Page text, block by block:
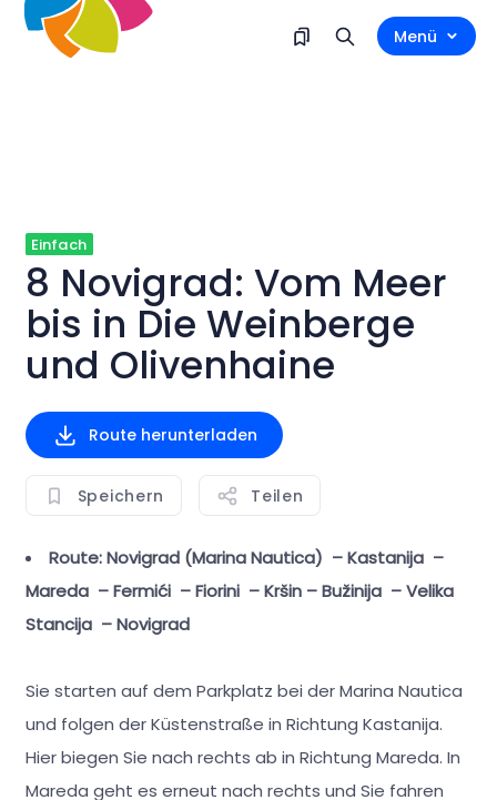
Menü
Einfach
8 Novigrad: Vom Meer
bis in Die Weinberge
und Olivenhaine
Route herunterladen
Speichern Teilen
Route: Novigrad (Marina Nautica) – Kastanija –
Mareda – Fermići – Fiorini – Kršin – Bužinija – Velika
Stancija – Novigrad
Sie starten auf dem Parkplatz bei der Marina Nautica
und folgen der Küstenstraße in Richtung Kastanija.
Hier biegen Sie nach rechts ab in Richtung Mareda. In
Mareda geht es erneut nach rechts und Sie fahren